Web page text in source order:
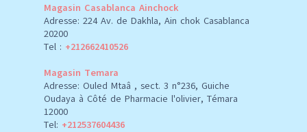
Magasin Casablanca Ainchock
Adresse: 224 Av. de Dakhla, Ain chok Casablanca
20200
Tel : +212662410526
Magasin Temara
Adresse: Ouled Mtaâ , sect. 3 n°236, Guiche
Oudaya à Côté de Pharmacie l'olivier, Témara
12000
Tel: +212537604436